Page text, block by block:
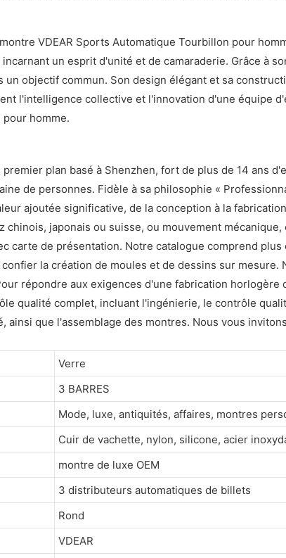
VDEAR Sports Automatique Tourbillon pour
un esprit d'unité et de camaraderie. Grâce à
objectif commun. Son design élégant et sa
l'intelligence collective et l'innovation d'une équipe
homme.
plan basé à Shenzhen, fort de plus de 14 ans
de personnes. Fidèle à sa philosophie «
ajoutée significative, de la conception à la
japonais ou suisse, ou mouvement
carte de présentation. Notre catalogue comprend
la création de moules et de dessins sur
répondre aux exigences d'une fabrication
qualité complet, incluant l'ingénierie, le contrôle
que l'assemblage des montres. Nous vous
Verre
3 BARRES
Mode, luxe, antiquités, affaires, montres
Cuir de vachette, nylon, silicone, acier
montre de luxe OEM
3 distributeurs automatiques de billets
Rond
VDEAR